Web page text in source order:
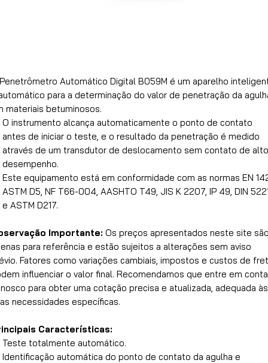
Automático Digital B059M é um aparelho
para a determinação do valor de penetração da
materiais betuminosos.
O instrumento alcança automaticamente o ponto de contato
antes de iniciar o teste, e o resultado da penetração é medido
através de um transdutor de deslocamento sem contato de alto
desempenho.
Este equipamento está em conformidade com as normas EN
ASTM D5, NF T66-004, AASHTO T49, JIS K 2207, IP 49, DIN
e ASTM D217.
Importante: Os preços apresentados neste site são
para referência e estão sujeitos a alterações sem aviso
Fatores como variações cambiais, impostos e custos de
influenciar o valor final. Recomendamos que entre em
para obter uma cotação precisa e atualizada, adequada às
necessidades específicas.
Características:
Teste totalmente automático.
Identificação automática do ponto de contato da agulha e